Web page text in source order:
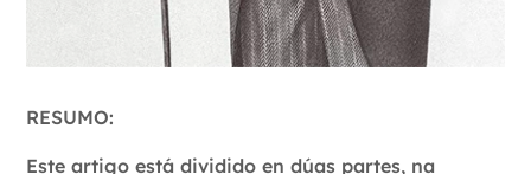
RESUMO:
Este artigo está dividido en dúas partes, na